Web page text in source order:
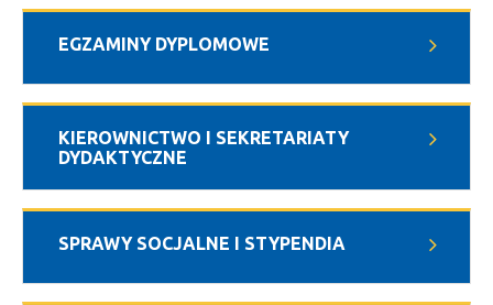
EGZAMINY DYPLOMOWE
KIEROWNICTWO I SEKRETARIATY
DYDAKTYCZNE
SPRAWY SOCJALNE I STYPENDIA